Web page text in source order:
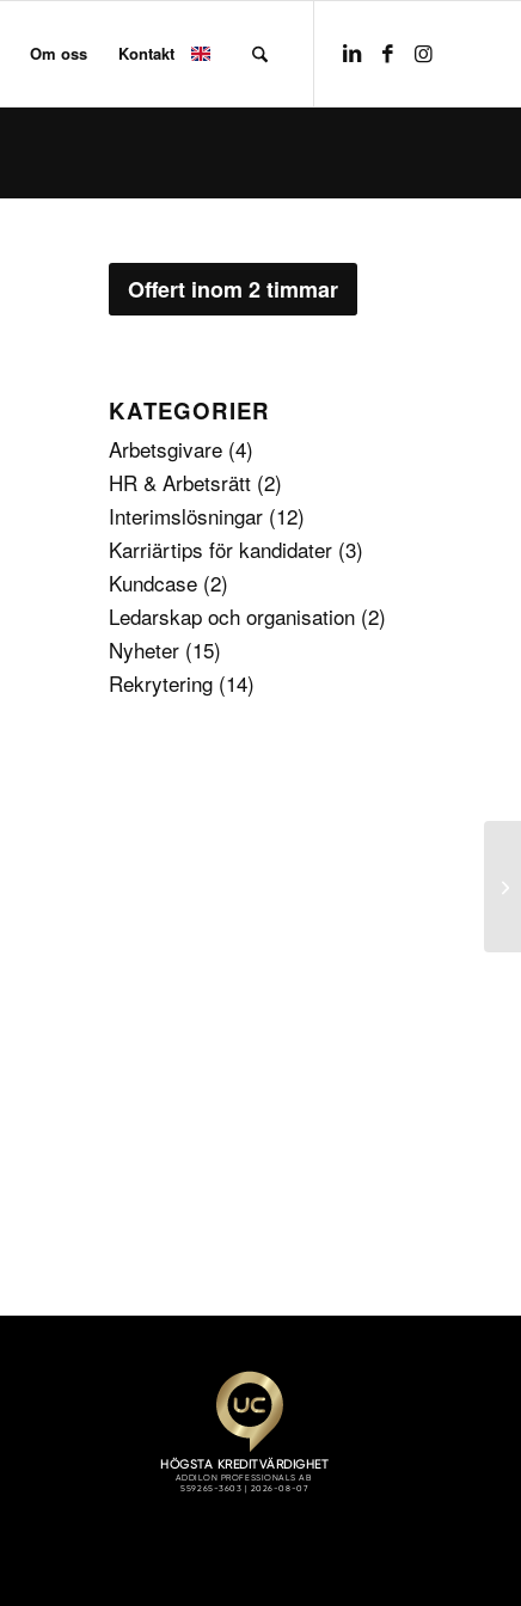
Om oss Kontakt
Offert inom 2 timmar
KATEGORIER
Arbetsgivare (4)
HR & Arbetsrätt (2)
Interimslösningar (12)
Karriärtips för kandidater (3)
Kundcase (2)
Ledarskap och organisation (2)
Nyheter (15)
Rekrytering (14)